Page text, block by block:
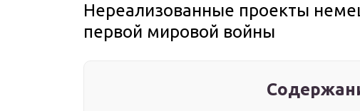
Нереализованные проекты
первой мировой войны